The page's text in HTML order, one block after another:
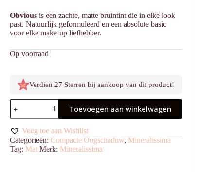
Obvious is een zachte, matte bruintint die in elke look
past. Natuurlijk geformuleerd en een absolute basic
voor elke make-up liefhebber.
Op voorraad
Verdien 27 Sterren bij aankoop van dit product!
Oogschaduw
Obvious
aantal
Toevoegen aan winkelwagen
Voeg toe aan Wishlist
Categorieën: Compacte Oogschaduw, Mineralissima
Tag: Mat Merk: Mineralissima